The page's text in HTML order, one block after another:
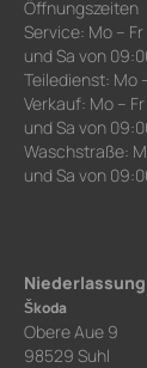
Öffnungszeiten
Service: Mo –
und Sa von
Teiledienst: Mo
Verkauf: Mo –
und Sa von
Waschstraße:
und Sa von
Škoda
Obere Aue 9
98529 Suhl